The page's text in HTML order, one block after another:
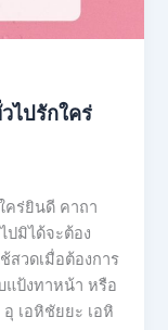
ไปรักใคร่
คร่ยินดี คาถา
ปมิได้จะต้อง
สวดเมื่อต้องการ
แป้งทาหน้า หรือ
เอหิชัยยะ เอหิ